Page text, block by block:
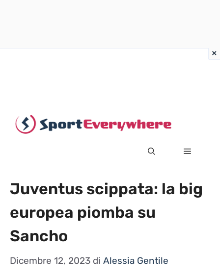
MENU
Juventus scippata: la big
europea piomba su
Sancho
Dicembre 12, 2023 di Alessia Gentile